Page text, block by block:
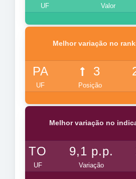
UF Valor
Melhor variação no
PA
UF
3
Posição
Melhor variação no
TO
UF
9,1 p.p.
Variação